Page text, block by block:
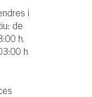
i
de
h.
h